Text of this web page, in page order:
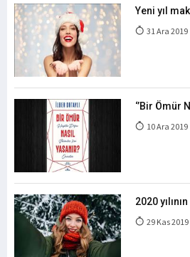
Yeni yıl
31 Ara 2019
‘’Bir Ömür
10 Ara 2019
2020
29 Kas 2019